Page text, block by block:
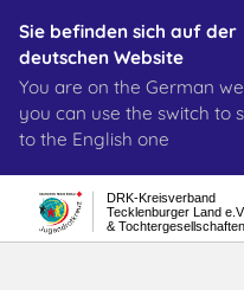
Sie befinden sich auf der
deutschen Website
You are on the German
you can use the switch to
to the English one
& Tochtergesellschaften
Tecklenburger Land e.V.
DRK-Kreisverband
Suche
Land